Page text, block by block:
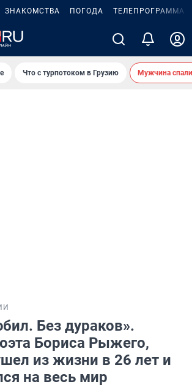
ЗНАКОМСТВА ПОГОДА ТЕЛЕПРОГРАММА
Что с турпотоком в Грузию Мужчина
Без дураков».
Бориса Рыжего,
из жизни в 26 лет и
на весь мир